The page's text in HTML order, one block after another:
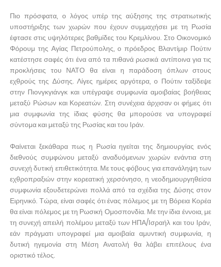
Πιο πρόσφατα, ο λόγος υπέρ της αύξησης της στρατιωτικής
υποστήριξης των χωρών που έχουν συμμαχήσει με τη Ρωσία
έφτασε στις υψηλότερες βαθμίδες του Κρεμλίνου. Στο Οικονομικό
Φόρουμ της Αγίας Πετρούπολης, ο πρόεδρος Βλαντίμιρ Πούτιν
κατέστησε σαφές ότι ένα από τα πιθανά ρωσικά αντίποινα για τις
προκλήσεις του ΝΑΤΟ θα είναι η παράδοση όπλων στους
εχθρούς της Δύσης. Λίγες ημέρες αργότερα, ο Πούτιν ταξίδεψε
στην Πιονγκγιάνγκ και υπέγραψε συμφωνία αμοιβαίας βοήθειας
μεταξύ Ρώσων και Κορεατών. Στη συνέχεια άρχισαν οι φήμες ότι
μια συμφωνία της ίδιας φύσης θα μπορούσε να υπογραφεί
σύντομα και μεταξύ της Ρωσίας και του Ιράν.
Φαίνεται ξεκάθαρα πως η Ρωσία ηγείται της δημιουργίας ενός
διεθνούς συμφώνου μεταξύ αναδυόμενων χωρών ενάντια στη
συνεχή δυτική επιθετικότητα. Με τους φόβους για επανάληψη των
εχθροπραξιών στην κορεατική χερσόνησο, η νεοδημιουργηθείσα
συμφωνία εξουδετερώνει πολλά από τα σχέδια της Δύσης στον
Ειρηνικό. Τώρα, είναι σαφές ότι ένας πόλεμος με τη Βόρεια Κορέα
θα είναι πόλεμος με τη Ρωσική Ομοσπονδία. Με την ίδια έννοια, με
τη συνεχή απειλή πολέμου μεταξύ των ΗΠΑ/Ισραήλ και του Ιράν,
εάν πράγματι υπογραφεί μια αμοιβαία αμυντική συμφωνία, η
δυτική ηγεμονία στη Μέση Ανατολή θα λάβει επιτέλους ένα
οριστικό τέλος.